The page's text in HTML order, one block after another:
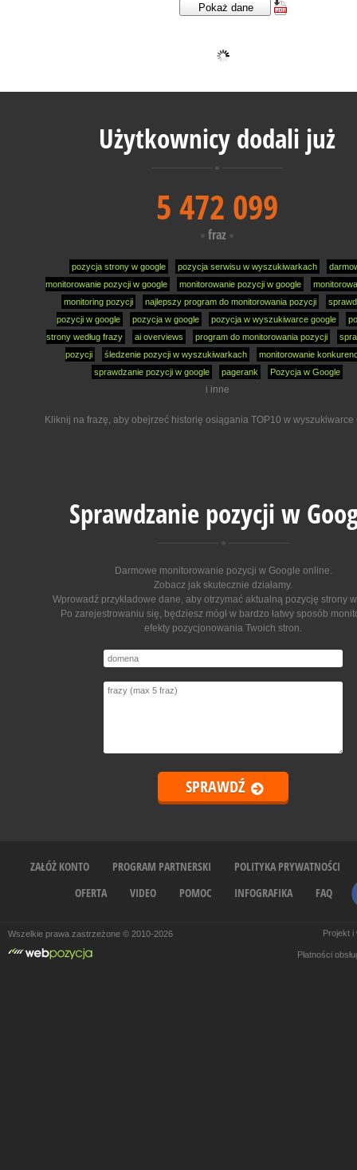
Użytkownicy dodali już
5 472 099
fraz
pozycja strony w google pozycja serwisu w wyszukiwarkach
monitorowanie pozycji w google
monitorowanie pozycji w google
monitoring pozycji
najlepszy program do monitorowania pozycji
pozycji w google
pozycja w google pozycja w wyszukiwarce google
strony według frazy
ai overviews program do monitorowania pozycji
pozycji
śledzenie pozycji w wyszukiwarkach
monitorowanie
sprawdzanie pozycji w google
pagerank Pozycja w Google
i inne
Kliknij na frazę, aby obejrzeć historię osiągania TOP10 w wyszukiwarce
Sprawdzanie pozycji w
Darmowe monitorowanie pozycji w Google online.
Zobacz jak skutecznie działamy.
Wprowadź przykładowe dane, aby otrzymać aktualną pozycję strony
Po zarejestrowaniu się, będziesz mógł w bardzo łatwy sposób
efekty pozycjonowania Twoich stron.
ZAŁÓŻ KONTO PROGRAM PARTNERSKI
POLITYKA PRYWATNOŚCI
OFERTA
VIDEO POMOC INFOGRAFIKA FAQ
Wszelkie prawa zastrzeżone © 2010-2026 Projekt
Płatności